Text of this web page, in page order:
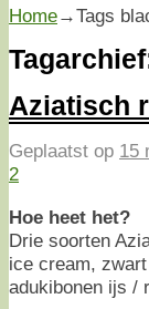
Home→Tags
Aziatisch
Geplaatst op 15
2
Hoe heet het?
Drie soorten
ice cream,
adukibonen ijs /